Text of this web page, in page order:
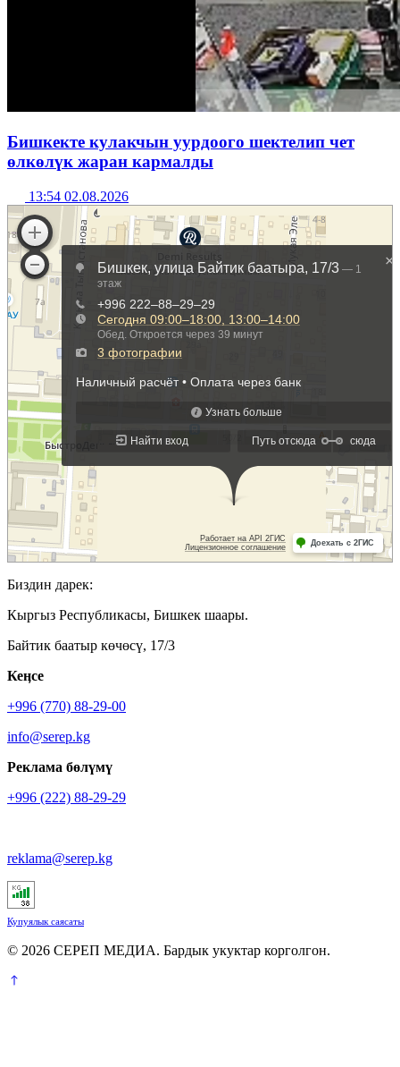
Бишкекте кулакчын уурдоого шектелип чет
өлкөлүк жаран кармалды
13:54 02.08.2026
Биздин дарек:
Кыргыз Республикасы, Бишкек шаары.
Байтик баатыр көчөсү, 17/3
Кеӊсе
+996 (770) 88-29-00
info@serep.kg
Реклама бөлүмү
+996 (222) 88-29-29
reklama@serep.kg
Купуялык саясаты
© 2026 СЕРЕП МЕДИА. Бардык укуктар корголгон.